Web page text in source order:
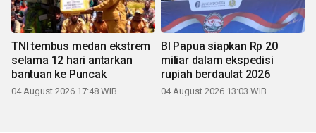
TNI tembus medan ekstrem
selama 12 hari antarkan
bantuan ke Puncak
04 August 2026 17:48 WIB
BI Papua siapkan Rp 20
miliar dalam ekspedisi
rupiah berdaulat 2026
04 August 2026 13:03 WIB